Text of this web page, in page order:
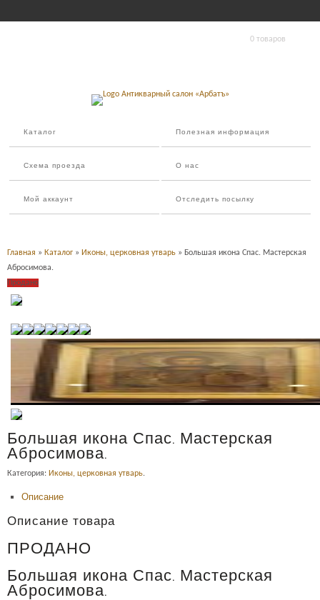
0 товаров
Каталог Полезная информация
Схема проезда О нас
Мой аккаунт Отследить посылку
Главная » Каталог » Иконы, церковная утварь » Большая икона Спас. Мастерская
Абросимова.
Продано
Большая икона Спас. Мастерская
Абросимова.
Категория: Иконы, церковная утварь.
Описание
Описание товара
ПРОДАНО
Большая икона Спас. Мастерская
Абросимова.